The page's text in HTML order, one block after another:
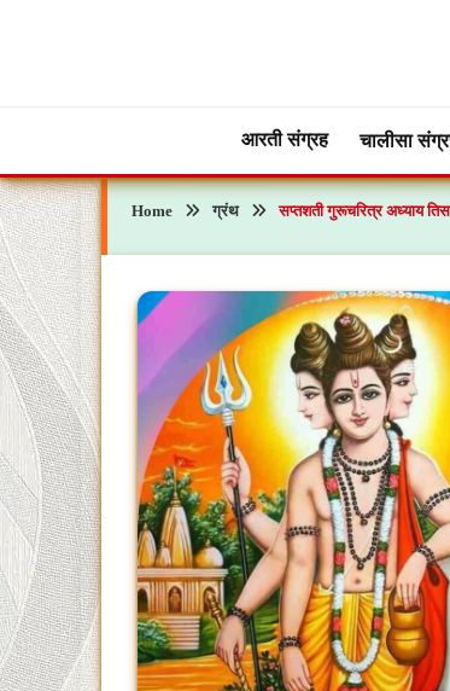
ब्रह्मभक्तीआरती संग्रह
चालीसा
Home ग्रंथ सप्तशती गुरूचरित्र अध्याय